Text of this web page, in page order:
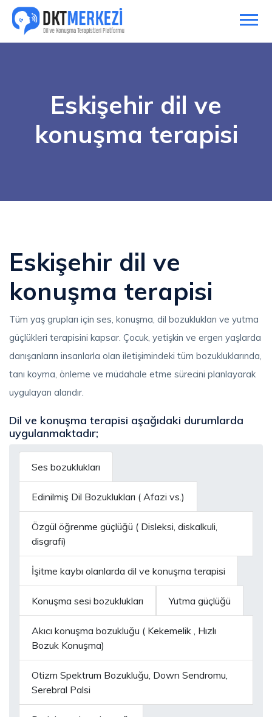
Eskişehir dil ve
konuşma terapisi
Eskişehir dil ve
konuşma terapisi
Tüm yaş grupları için ses, konuşma, dil bozuklukları ve yutma
güçlükleri terapisini kapsar. Çocuk, yetişkin ve ergen yaşlarda
danışanların insanlarla olan iletişimindeki tüm bozukluklarında,
tanı koyma, önleme ve müdahale etme sürecini planlayarak
uygulayan alandır.
Dil ve konuşma terapisi aşağıdaki durumlarda
uygulanmaktadır;
Ses bozuklukları
Edinilmiş Dil Bozuklukları ( Afazi vs.)
Özgül öğrenme güçlüğü ( Disleksi, diskalkuli,
disgrafi)
İşitme kaybı olanlarda dil ve konuşma terapisi
Konuşma sesi bozuklukları Yutma güçlüğü
Akıcı konuşma bozukluğu ( Kekemelik , Hızlı
Bozuk Konuşma)
Otizm Spektrum Bozukluğu, Down Sendromu,
Serebral Palsi